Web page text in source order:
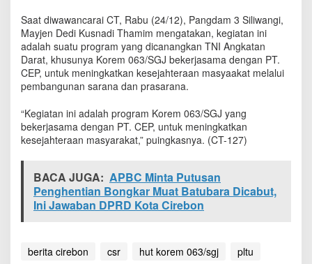
n
c
a
k
H
U
T
o
r
e
6
3
/
,
Saat diwawancarai CT, Rabu (24/12), Pangdam 3 Siliwangi,
Mayjen Dedi Kusnadi Thamim mengatakan, kegiatan ini
adalah suatu program yang dicanangkan TNI Angkatan
Darat, khusunya Korem 063/SGJ bekerjasama dengan PT.
CEP, untuk meningkatkan kesejahteraan masyaakat melalui
pembangunan sarana dan prasarana.
“Kegiatan ini adalah program Korem 063/SGJ yang
bekerjasama dengan PT. CEP, untuk meningkatkan
kesejahteraan masyarakat,” puingkasnya. (CT-127)
BACA JUGA: APBC Minta Putusan
Penghentian Bongkar Muat Batubara Dicabut,
Ini Jawaban DPRD Kota Cirebon
berita cirebon csr hut korem 063/sgj pltu